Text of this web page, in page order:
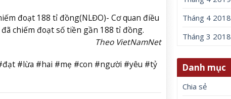
đoạt 188 tỉ đồng(NLĐO)- Cơ quan điều
chiếm đoạt số tiền gần 188 tỉ đồng.
Theo VietNamNet
#lừa #hai #mẹ #con #người #yêu #tỷ
Tháng 4 2018
Tháng 3 2018
Danh mục
Chia sẻ